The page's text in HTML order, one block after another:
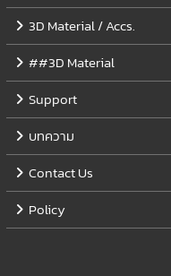
3D Material / Accs.
##3D Material
Support
บทความ
Contact Us
Policy